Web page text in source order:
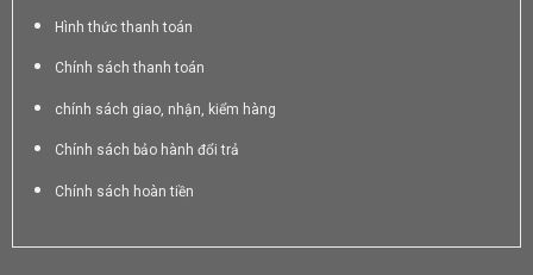
Hình thức thanh toán
Chính sách thanh toán
chính sách giao, nhận, kiểm hàng
Chính sách bảo hành đổi trả
Chính sách hoàn tiền